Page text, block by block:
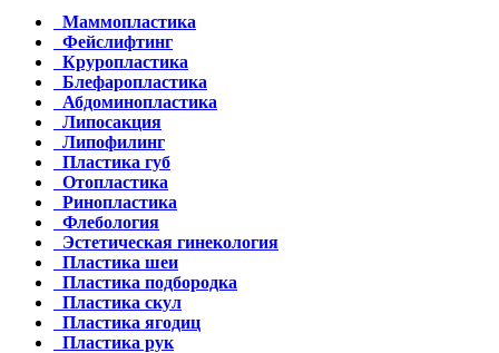
Маммопластика
Фейслифтинг
Круропластика
Блефаропластика
Абдоминопластика
Липосакция
Липофилинг
Пластика губ
Отопластика
Ринопластика
Флебология
Эстетическая гинекология
Пластика шеи
Пластика подбородка
Пластика скул
Пластика ягодиц
Пластика рук